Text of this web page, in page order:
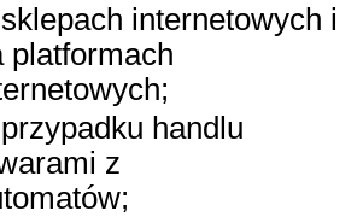
internetowych i
platformach
handlu
z